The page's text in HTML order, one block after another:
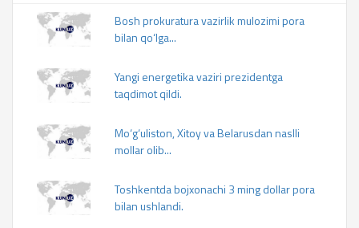
Bosh prokuratura vazirlik mulozimi pora
bilan qo‘lga...
Yangi energetika vaziri prezidentga
taqdimot qildi.
Mo‘g‘uliston, Xitoy va Belarusdan naslli
mollar olib...
Toshkentda bojxonachi 3 ming dollar pora
bilan ushlandi.